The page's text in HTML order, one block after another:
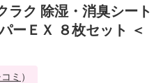
ラク 除湿・消臭シート
ーＥＸ ８枚セット ＜
ミ ）